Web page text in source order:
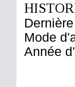
Mode
Année